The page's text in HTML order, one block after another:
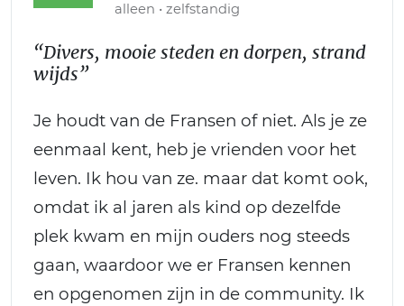
alleen • zelfstandig
“Divers, mooie steden en dorpen, strand
wijds”
Je houdt van de Fransen of niet. Als je ze
eenmaal kent, heb je vrienden voor het
leven. Ik hou van ze. maar dat komt ook,
omdat ik al jaren als kind op dezelfde
plek kwam en mijn ouders nog steeds
gaan, waardoor we er Fransen kennen
en opgenomen zijn in de community. Ik